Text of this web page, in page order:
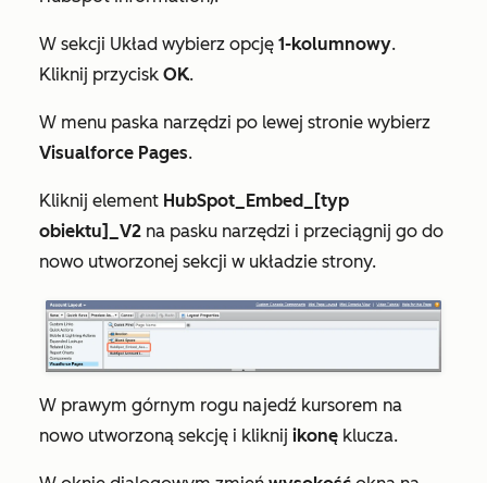
W sekcji Układ wybierz opcję 1-kolumnowy.
Kliknij przycisk OK.
W menu paska narzędzi po lewej stronie wybierz
Visualforce Pages.
Kliknij element HubSpot_Embed_[typ
obiektu]_V2 na pasku narzędzi i przeciągnij go do
nowo utworzonej sekcji w układzie strony.
W prawym górnym rogu najedź kursorem na
nowo utworzoną sekcję i kliknij ikonę klucza.